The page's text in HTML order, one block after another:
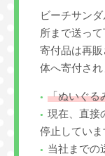
ビーチサン
所まで送って
寄付品は再
体へ寄付され
「ぬいぐる
現在、直接
停止していま
当社までの